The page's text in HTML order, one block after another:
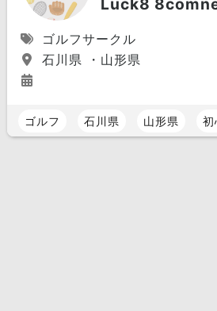
Luck8
ゴルフサークル
石川県 ・山形県
ゴルフ 石川県 山形県 初